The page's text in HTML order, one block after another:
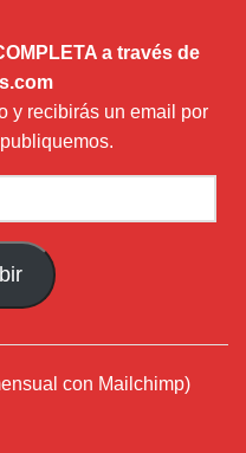
a través de
y recibirás un email por
con Mailchimp)